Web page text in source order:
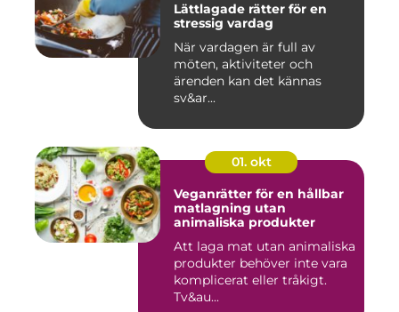
Lättlagade rätter för en
stressig vardag
När vardagen är full av
möten, aktiviteter och
ärenden kan det kännas
sv&ar...
01. okt
Veganrätter för en hållbar
matlagning utan
animaliska produkter
Att laga mat utan animaliska
produkter behöver inte vara
komplicerat eller tråkigt.
Tv&au...